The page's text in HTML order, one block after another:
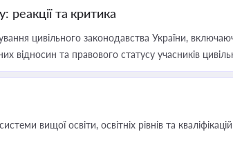
реакції та критика
цивільного законодавства України,
відносин та правового статусу учасників
вищої освіти, освітніх рівнів та кваліфікацій